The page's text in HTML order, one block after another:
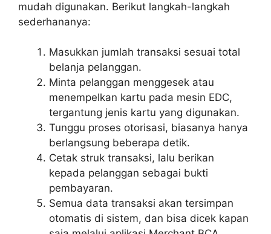
mudah digunakan. Berikut langkah-langkah
sederhananya:
Masukkan jumlah transaksi sesuai total
belanja pelanggan.
Minta pelanggan menggesek atau
menempelkan kartu pada mesin EDC,
tergantung jenis kartu yang digunakan.
Tunggu proses otorisasi, biasanya hanya
berlangsung beberapa detik.
Cetak struk transaksi, lalu berikan
kepada pelanggan sebagai bukti
pembayaran.
Semua data transaksi akan tersimpan
otomatis di sistem, dan bisa dicek kapan